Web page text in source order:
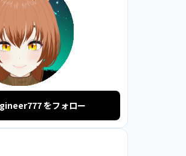
をフォロー